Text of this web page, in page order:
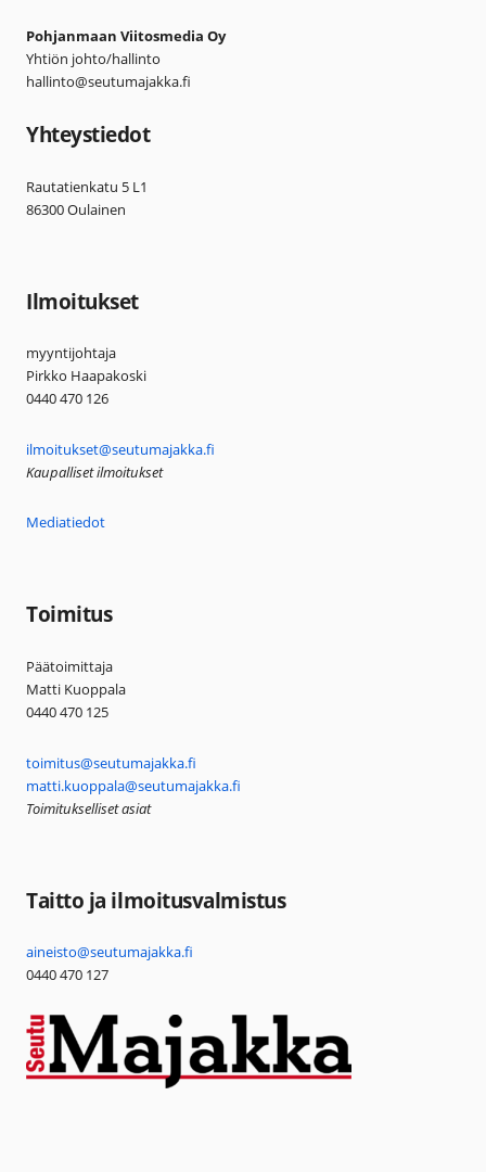
Pohjanmaan Viitosmedia Oy
Yhtiön johto/hallinto
hallinto@seutumajakka.fi
Yhteystiedot
Rautatienkatu 5 L1
86300 Oulainen
Ilmoitukset
myyntijohtaja
Pirkko Haapakoski
0440 470 126
ilmoitukset@seutumajakka.fi
Kaupalliset ilmoitukset
Mediatiedot
Toimitus
Päätoimittaja
Matti Kuoppala
0440 470 125
toimitus@seutumajakka.fi
matti.kuoppala@seutumajakka.fi
Toimitukselliset asiat
Taitto ja ilmoitusvalmistus
aineisto@seutumajakka.fi
0440 470 127